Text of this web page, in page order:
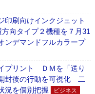
刷向けインクジェット
向タイプ２機種を７月31
ンデマンドフルカラープ
プリント ＤＭを「送り
封後の行動を可視化 二
況を個別把握
ビジネス